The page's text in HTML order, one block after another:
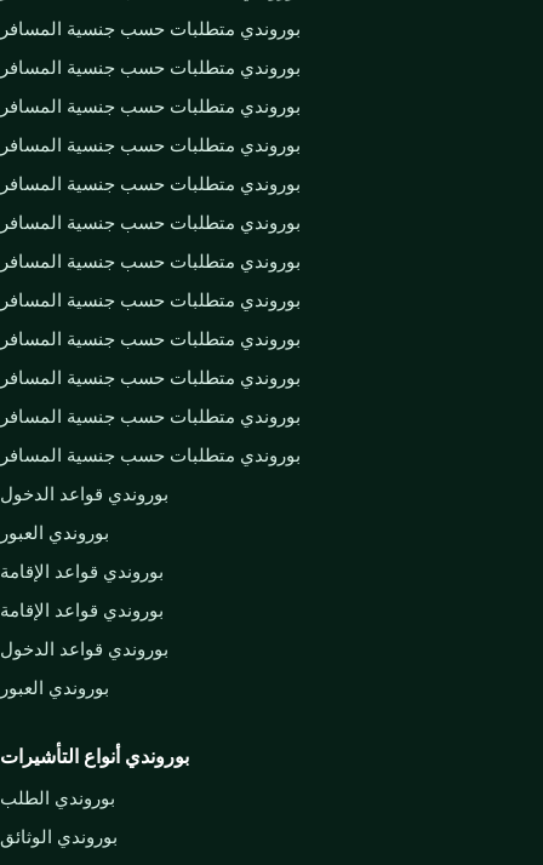
بوروندي متطلبات حسب جنسية المسافر
بوروندي متطلبات حسب جنسية المسافر
بوروندي متطلبات حسب جنسية المسافر
بوروندي متطلبات حسب جنسية المسافر
بوروندي متطلبات حسب جنسية المسافر
بوروندي متطلبات حسب جنسية المسافر
بوروندي متطلبات حسب جنسية المسافر
بوروندي متطلبات حسب جنسية المسافر
بوروندي متطلبات حسب جنسية المسافر
بوروندي متطلبات حسب جنسية المسافر
بوروندي متطلبات حسب جنسية المسافر
بوروندي متطلبات حسب جنسية المسافر
بوروندي قواعد الدخول
بوروندي العبور
بوروندي قواعد الإقامة
بوروندي قواعد الإقامة
بوروندي قواعد الدخول
بوروندي العبور
بوروندي أنواع التأشيرات
بوروندي الطلب
بوروندي الوثائق